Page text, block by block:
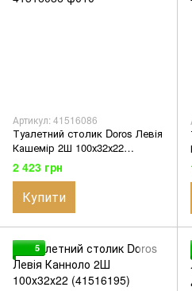
Артикул: 41516086
Туалетний столик Doros Левія
Кашемір 2Ш 100х32х22
(41516086)
2 423 грн
Купити
5